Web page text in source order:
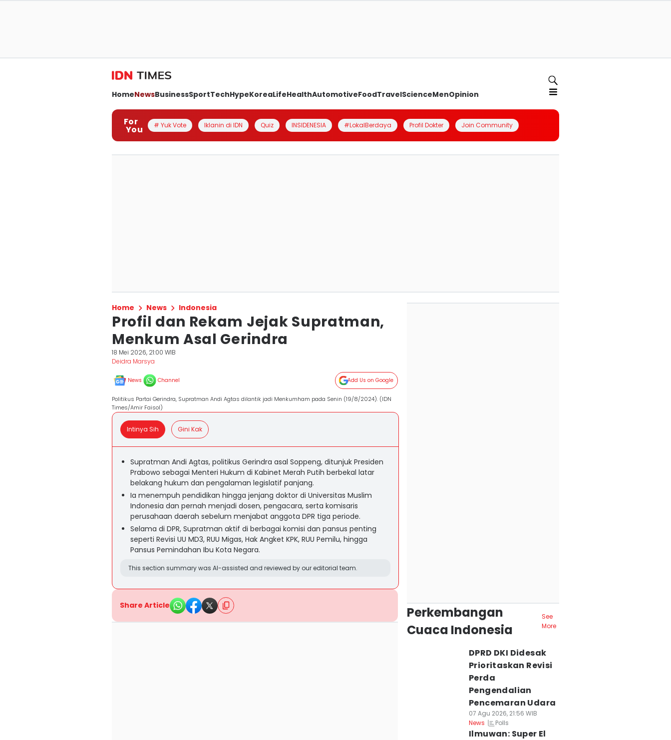
HomeNewsBusinessSportTechHypeKoreaLifeHealthAutomotiveFoodTravelScienceMenOpinion
For
You # Yuk Vote Iklanin di IDN Quiz INSIDENESIA #LokalBerdaya Profil Dokter Join Community
Home News Indonesia
Profil dan Rekam Jejak Supratman,
Menkum Asal Gerindra
18 Mei 2026, 21:00 WIB
Deidra Marsya
News Channel Add Us on Google
Politikus Partai Gerindra, Supratman Andi Agtas dilantik jadi Menkumham pada Senin (19/8/2024). (IDN
Times/Amir Faisol)
Intinya Sih Gini Kak
Supratman Andi Agtas, politikus Gerindra asal Soppeng, ditunjuk Presiden
Prabowo sebagai Menteri Hukum di Kabinet Merah Putih berbekal latar
belakang hukum dan pengalaman legislatif panjang.
Ia menempuh pendidikan hingga jenjang doktor di Universitas Muslim
Indonesia dan pernah menjadi dosen, pengacara, serta komisaris
perusahaan daerah sebelum menjabat anggota DPR tiga periode.
Selama di DPR, Supratman aktif di berbagai komisi dan pansus penting
seperti Revisi UU MD3, RUU Migas, Hak Angket KPK, RUU Pemilu, hingga
Pansus Pemindahan Ibu Kota Negara.
This section summary was AI-assisted and reviewed by our editorial team.
Share Article
Perkembangan
Cuaca Indonesia
See
More
DPRD DKI Didesak
Prioritaskan Revisi
Perda
Pengendalian
Pencemaran Udara
07 Agu 2026, 21:56 WIB
News
Polls
Ilmuwan: Super El